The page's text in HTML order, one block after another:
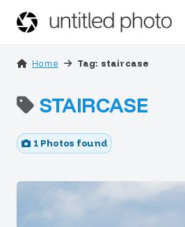
Home Tag: staircase
STAIRCASE
1 Photos found